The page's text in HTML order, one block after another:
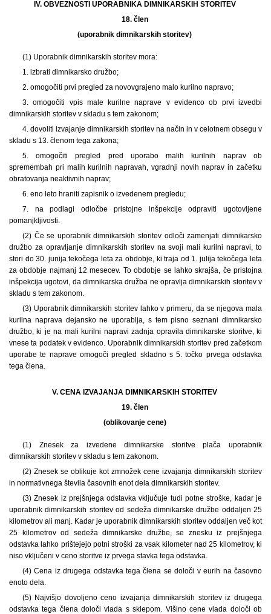
IV. OBVEZNOSTI UPORABNIKA DIMNIKARSKIH STORITEV
18. člen
(uporabnik dimnikarskih storitev)
(1) Uporabnik dimnikarskih storitev mora:
1. izbrati dimnikarsko družbo;
2. omogočiti prvi pregled za novovgrajeno malo kurilno napravo;
3. omogočiti vpis male kurilne naprave v evidenco ob prvi izvedbi
dimnikarskih storitev v skladu s tem zakonom;
4. dovoliti izvajanje dimnikarskih storitev na način in v celotnem obsegu v
skladu s 13. členom tega zakona;
5. omogočiti pregled pred uporabo malih kurilnih naprav ob
spremembah pri malih kurilnih napravah, vgradnji novih naprav in začetku
obratovanja neaktivnih naprav;
6. eno leto hraniti zapisnik o izvedenem pregledu;
7. na podlagi odločbe pristojne inšpekcije odpraviti ugotovljene
pomanjkljivosti.
(2) Če se uporabnik dimnikarskih storitev odloči zamenjati dimnikarsko
družbo za opravljanje dimnikarskih storitev na svoji mali kurilni napravi, to
stori do 30. junija tekočega leta za obdobje, ki traja od 1. julija tekočega leta
za obdobje najmanj 12 mesecev. To obdobje se lahko skrajša, če pristojna
inšpekcija ugotovi, da dimnikarska družba ne opravlja dimnikarskih storitev v
skladu s tem zakonom.
(3) Uporabnik dimnikarskih storitev lahko v primeru, da se njegova mala
kurilna naprava dejansko ne uporablja, s tem pisno seznani dimnikarsko
družbo, ki je na mali kurilni napravi zadnja opravila dimnikarske storitve, ki
vnese ta podatek v evidenco. Uporabnik dimnikarskih storitev pred začetkom
uporabe te naprave omogoči pregled skladno s 5. točko prvega odstavka
tega člena.
V. CENA IZVAJANJA DIMNIKARSKIH STORITEV
19. člen
(oblikovanje cene)
(1) Znesek za izvedene dimnikarske storitve plača uporabnik
dimnikarskih storitev v skladu s tem zakonom.
(2) Znesek se oblikuje kot zmnožek cene izvajanja dimnikarskih storitev
in normativnega števila časovnih enot dela dimnikarskih storitev.
(3) Znesek iz prejšnjega odstavka vključuje tudi potne stroške, kadar je
uporabnik dimnikarskih storitev od sedeža dimnikarske družbe oddaljen 25
kilometrov ali manj. Kadar je uporabnik dimnikarskih storitev oddaljen več kot
25 kilometrov od sedeža dimnikarske družbe, se znesku iz prejšnjega
odstavka lahko prištejejo potni stroški za vsak kilometer nad 25 kilometrov, ki
niso vključeni v ceno storitve iz prvega stavka tega odstavka.
(4) Cena iz drugega odstavka tega člena se določi v eurih na časovno
enoto dela.
(5) Najvišjo dovoljeno ceno izvajanja dimnikarskih storitev iz drugega
odstavka tega člena določi vlada s sklepom. Višino cene vlada določi ob